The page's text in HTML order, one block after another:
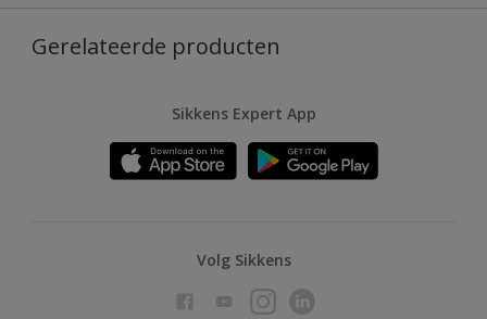
Gerelateerde producten
Sikkens Expert App
Volg Sikkens